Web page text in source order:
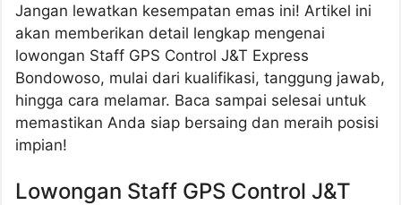
Jangan lewatkan kesempatan emas ini! Artikel ini
akan memberikan detail lengkap mengenai
lowongan Staff GPS Control J&T Express
Bondowoso, mulai dari kualifikasi, tanggung jawab,
hingga cara melamar. Baca sampai selesai untuk
memastikan Anda siap bersaing dan meraih posisi
impian!
Lowongan Staff GPS Control J&T